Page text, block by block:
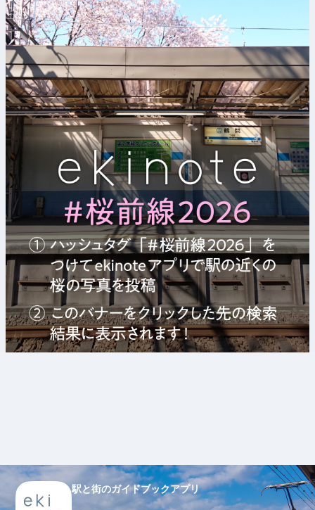
駅と街のガイドブックアプリ